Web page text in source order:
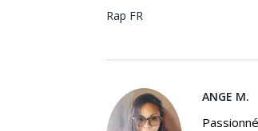
Rap FR
ANGE M.